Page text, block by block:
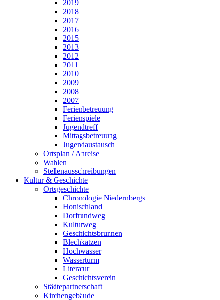
2019
2018
2017
2016
2015
2013
2012
2011
2010
2009
2008
2007
Ferienbetreuung
Ferienspiele
Jugendtreff
Mittagsbetreuung
Jugendaustausch
Ortsplan / Anreise
Wahlen
Stellenausschreibungen
Kultur & Geschichte
Ortsgeschichte
Chronologie Niedernbergs
Honischland
Dorfrundweg
Kulturweg
Geschichtsbrunnen
Blechkatzen
Hochwasser
Wasserturm
Literatur
Geschichtsverein
Städtepartnerschaft
Kirchengebäude